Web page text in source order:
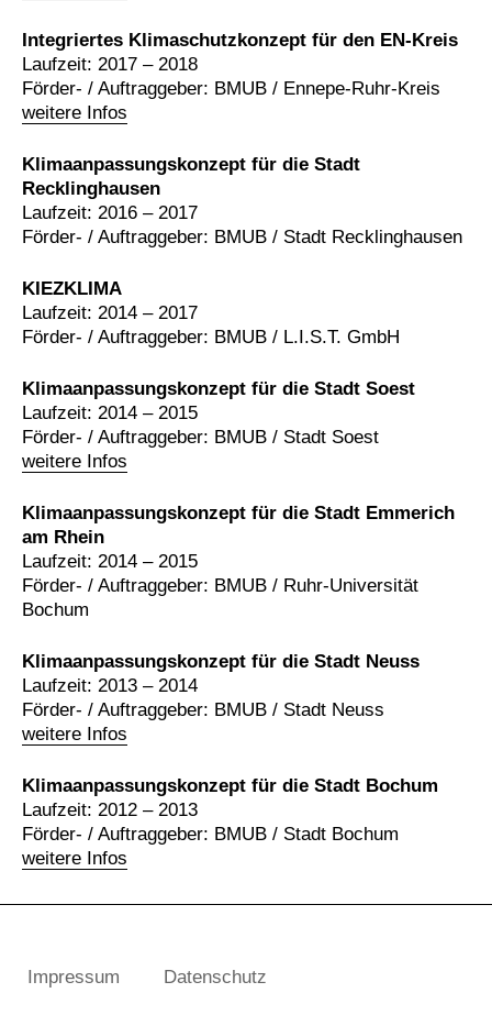
Integriertes Klimaschutzkonzept für den EN-Kreis
weitere Infos
Laufzeit: 2017 – 2018
Förder- / Auftraggeber: BMUB / Ennepe-Ruhr-Kreis
Klimaanpassungskonzept für die Stadt
Recklinghausen
Laufzeit: 2016 – 2017
Förder- / Auftraggeber: BMUB / Stadt Recklinghausen
KIEZKLIMA
Laufzeit: 2014 – 2017
Förder- / Auftraggeber: BMUB / L.I.S.T. GmbH
Klimaanpassungskonzept für die Stadt Soest
weitere Infos
Laufzeit: 2014 – 2015
Förder- / Auftraggeber: BMUB / Stadt Soest
Klimaanpassungskonzept für die Stadt Emmerich
am Rhein
Laufzeit: 2014 – 2015
Förder- / Auftraggeber: BMUB / Ruhr-Universität
Bochum
Klimaanpassungskonzept für die Stadt Neuss
weitere Infos
Laufzeit: 2013 – 2014
Förder- / Auftraggeber: BMUB / Stadt Neuss
Klimaanpassungskonzept für die Stadt Bochum
weitere Infos
Laufzeit: 2012 – 2013
Förder- / Auftraggeber: BMUB / Stadt Bochum
Impressum Datenschutz